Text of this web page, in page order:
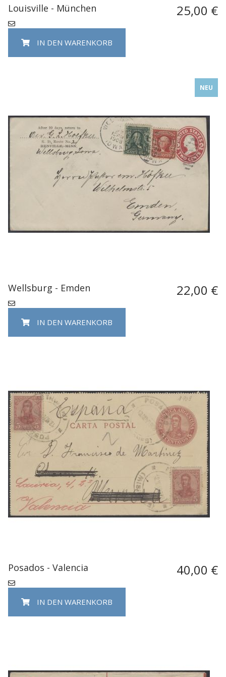
Louisville - München 25,00 €
IN DEN WARENKORB
NEU
Wellsburg - Emden 22,00 €
IN DEN WARENKORB
Posados - Valencia 40,00 €
IN DEN WARENKORB